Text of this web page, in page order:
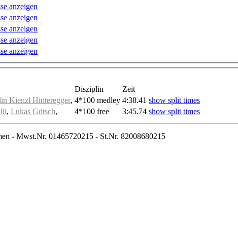
anzeigen
anzeigen
anzeigen
anzeigen
anzeigen
Disziplin
Zeit
Kienzl Hinteregger, 4*100 medley 4:38.41 show split times
, Lukas Götsch, 4*100 free 3:45.74 show split times
- Mwst.Nr. 01465720215 - St.Nr. 82008680215